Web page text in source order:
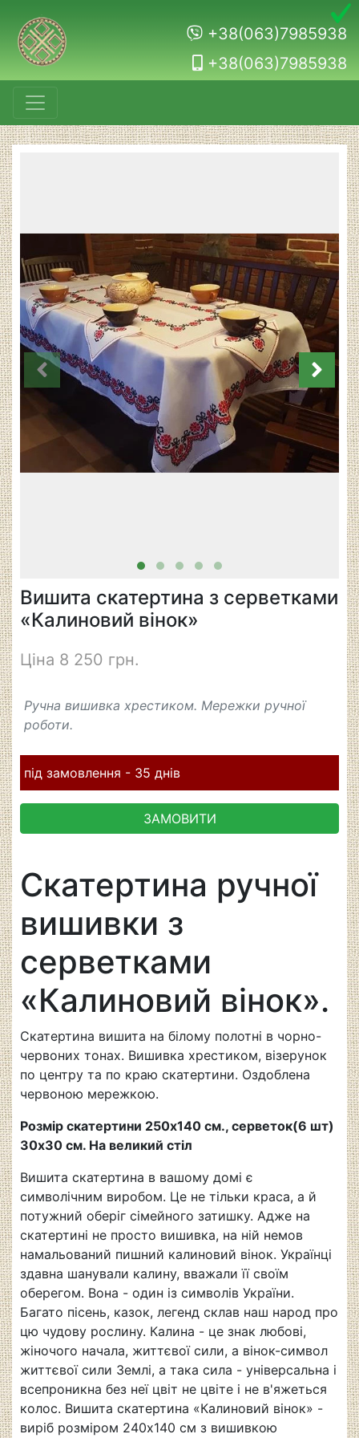
+38(063)7985938
+38(063)7985938
Вишита скатертина з серветками
«Калиновий вінок»
Ціна 8 250 грн.
Ручна вишивка хрестиком. Мережки ручної
роботи.
під замовлення - 35 днів
ЗАМОВИТИ
Скатертина ручної
вишивки з
серветками
«Калиновий вінок».
Скатертина вишита на білому полотні в чорно-
червоних тонах. Вишивка хрестиком, візерунок
по центру та по краю скатертини. Оздоблена
червоною мережкою.
Розмір скатертини 250х140 см., серветок(6 шт)
30х30 см. На великий стіл
Вишита скатертина в вашому домі є
символічним виробом. Це не тільки краса, а й
потужний оберіг сімейного затишку. Адже на
скатертині не просто вишивка, на ній немов
намальований пишний калиновий вінок. Українці
здавна шанували калину, вважали її своїм
оберегом. Вона - один із символів України.
Багато пісень, казок, легенд склав наш народ про
цю чудову рослину. Калина - це знак любові,
жіночого начала, життєвої сили, а вінок-символ
життєвої сили Землі, а така сила - універсальна і
всепроникна без неї цвіт не цвіте і не в'яжеться
колос. Вишита скатертина «Калиновий вінок» -
виріб розміром 240х140 см з вишивкою